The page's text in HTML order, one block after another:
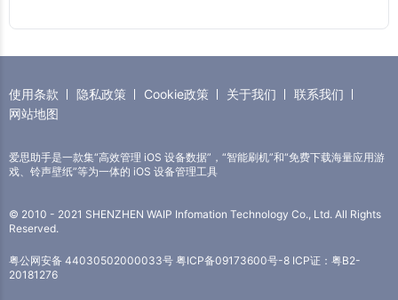
使用条款 隐私政策 Cookie政策 关于我们
联系我们
网站地图
爱思助手是一款集“高效管理 iOS 设备数据”，“智能刷机”和“免费下载海量应用游
戏、铃声壁纸”等为一体的 iOS 设备管理工具
© 2010 - 2021 SHENZHEN WAIP Infomation Technology Co., Ltd. All Rights
Reserved.
粤公网安备 44030502000033号 粤ICP备09173600号-8 ICP证：粤B2-
20181276